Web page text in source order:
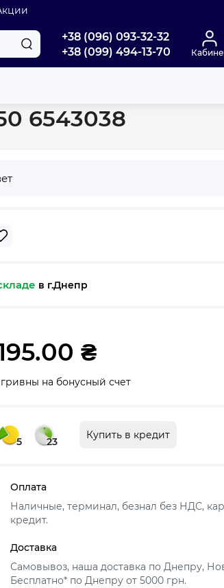
+38 (096) 093-32-32
+38 (099) 494-13-70
грибок ASG Nano HTR Ø50 6543038
6543038
в г.Днепр
₴
гривны на бонусный счет
5 23
Купить в кредит
Оплата
Наличные, терминал, безнал без НДС,
кредит.
Доставка
Самовывоз, наша доставка по Днепру,
Бесплатно* по Днепру от 5000 грн.